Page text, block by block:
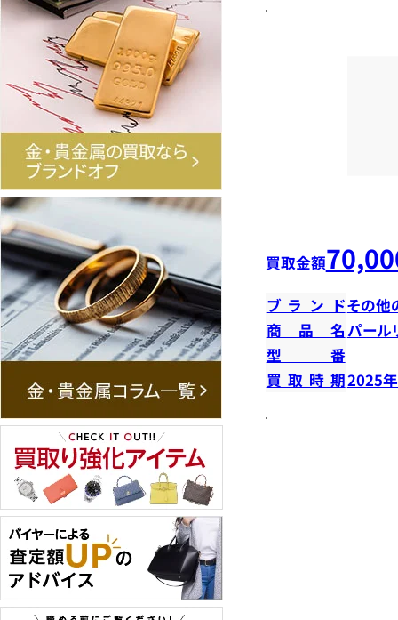
買取金額
ブランドその他
商品名 パール
型番
買取時期2025